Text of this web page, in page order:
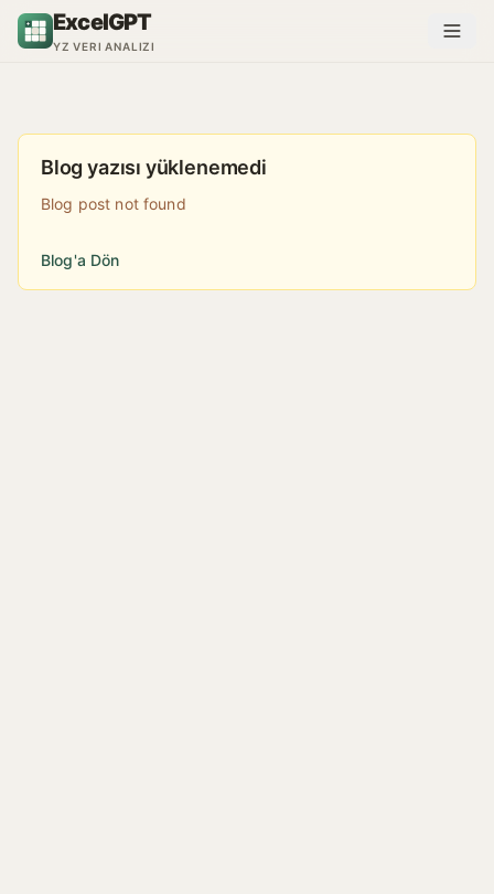
İçeriğe atlaExcelGPT
YZ VERI ANALIZI
Blog yazısı yüklenemedi
Blog post not found
Blog'a Dön